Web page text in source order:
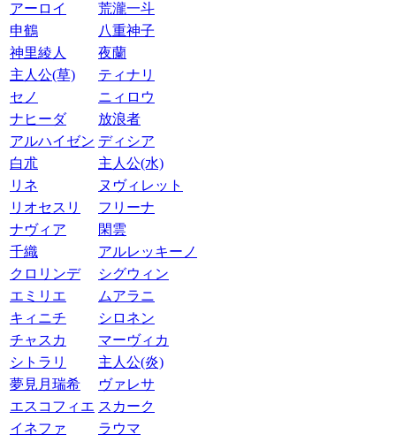
アーロイ
荒瀧一斗
申鶴
八重神子
神里綾人
夜蘭
主人公(草)
ティナリ
セノ
ニィロウ
ナヒーダ
放浪者
アルハイゼン ディシア
白朮
主人公(水)
リネ
ヌヴィレット
リオセスリ
フリーナ
ナヴィア
閑雲
千織
アルレッキーノ
クロリンデ
シグウィン
エミリエ
ムアラニ
キィニチ
シロネン
チャスカ
マーヴィカ
シトラリ
主人公(炎)
夢見月瑞希
ヴァレサ
エスコフィエ スカーク
イネファ
ラウマ